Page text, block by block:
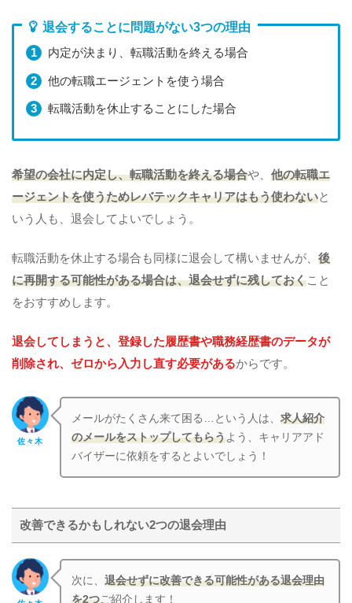
退会することに問題がない3つの理由
内定が決まり、転職活動を終える場合
他の転職エージェントを使う場合
転職活動を休止することにした場合
希望の会社に内定し、転職活動を終える場合や、 他の転職エ
ージェントを使うためレバテックキャリアはもう使わないと
いう人も、退会してよいでしょう。
転職活動を休止する場合も同様に退会して構いませんが、 後
に再開する可能性がある場合は、退会せずに残しておくこと
をおすすめします。
退会してしまうと、登録した履歴書や職務経歴書のデータが
削除され、ゼロから入力し直す必要があるからです。
佐々木
メールがたくさん来て困る…という人は、求人紹介
のメールをストップしてもらうよう、キャリアアド
バイザーに依頼をするとよいでしょう！
改善できるかもしれない2つの退会理由
次に、退会せずに改善できる可能性がある退会理由
を2つご紹介します！